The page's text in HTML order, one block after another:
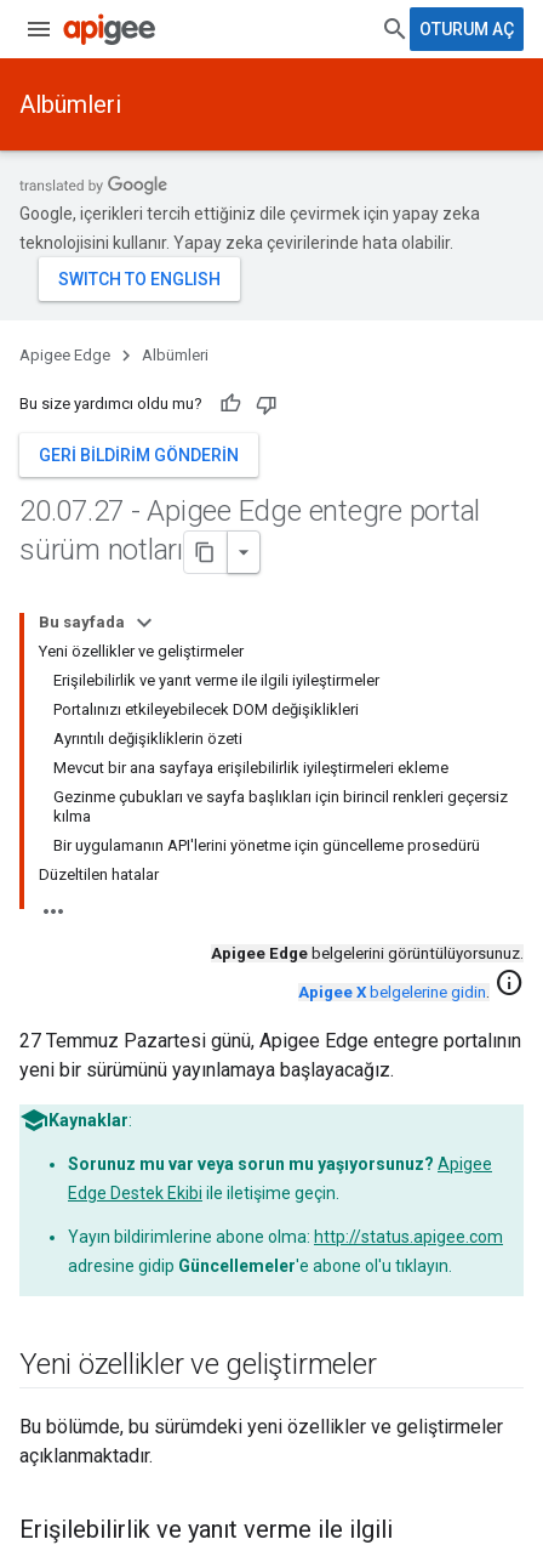
OTURUM AÇ
Albümleri
Google, içerikleri tercih ettiğiniz dile çevirmek için yapay zeka
teknolojisini kullanır. Yapay zeka çevirilerinde hata olabilir.
Apigee Edge Albümleri
Bu size yardımcı oldu mu?
GERI BILDIRIM GÖNDERIN
20.07.27 - Apigee Edge entegre portal
sürüm notları
Bu sayfada
Yeni özellikler ve geliştirmeler
Erişilebilirlik ve yanıt verme ile ilgili iyileştirmeler
Portalınızı etkileyebilecek DOM değişiklikleri
Ayrıntılı değişikliklerin özeti
Mevcut bir ana sayfaya erişilebilirlik iyileştirmeleri ekleme
Gezinme çubukları ve sayfa başlıkları için birincil renkleri geçersiz
kılma
Bir uygulamanın API'lerini yönetme için güncelleme prosedürü
Düzeltilen hatalar
Apigee Edge belgelerini görüntülüyorsunuz.
Apigee X belgelerine gidin. info
27 Temmuz Pazartesi günü, Apigee Edge entegre portalının
yeni bir sürümünü yayınlamaya başlayacağız.
Kaynaklar:
Sorunuz mu var veya sorun mu yaşıyorsunuz? Apigee
Edge Destek Ekibi ile iletişime geçin.
Yayın bildirimlerine abone olma: http://status.apigee.com
adresine gidip Güncellemeler'e abone ol'u tıklayın.
Yeni özellikler ve geliştirmeler
Bu bölümde, bu sürümdeki yeni özellikler ve geliştirmeler
açıklanmaktadır.
Erişilebilirlik ve yanıt verme ile ilgili